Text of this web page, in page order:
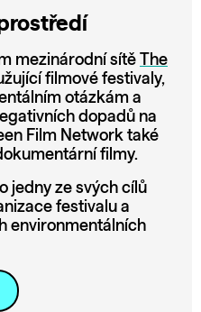
mezinárodní sítě
The
filmové festivaly,
otázkám a
dopadů na
Film Network také
filmy.
jedny ze svých cílů
festivalu a
environmentálních